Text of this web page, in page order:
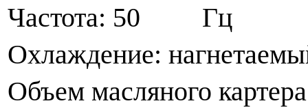
Частота: 50 Гц
Охлаждение:
Объем масляного